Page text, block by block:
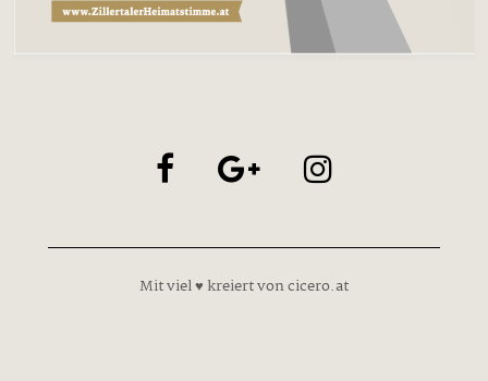
Mit viel ♥ kreiert von cicero.at